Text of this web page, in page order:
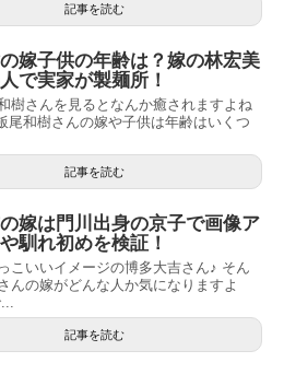
記事を読む
嫁子供の年齢は？嫁の林宏美
で実家が製麺所！
樹さんを見るとなんか癒されますよね
尾和樹さんの嫁や子供は年齢はいくつ
記事を読む
嫁は門川出身の京子で画像ア
馴れ初めを検証！
こいいイメージの博多大吉さん♪ そん
んの嫁がどんな人か気になりますよ
記事を読む